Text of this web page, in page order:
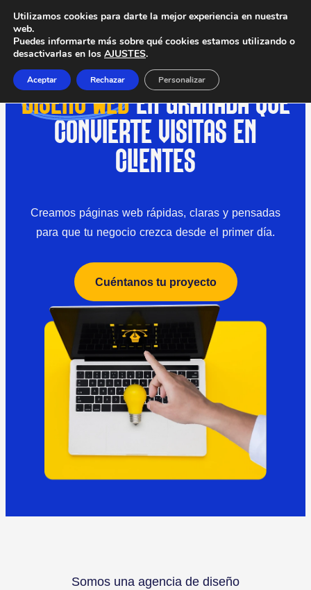
DISEÑO WEB EN GRANADA QUE
CONVIERTE VISITAS EN
CLIENTES
Creamos páginas web rápidas, claras y pensadas
para que tu negocio crezca desde el primer día.
Cuéntanos tu proyecto
Somos una agencia de diseño
Utilizamos cookies para darte la mejor experiencia en nuestra
web.
Puedes informarte más sobre qué cookies estamos utilizando o
desactivarlas en los AJUSTES.
Aceptar Rechazar Personalizar